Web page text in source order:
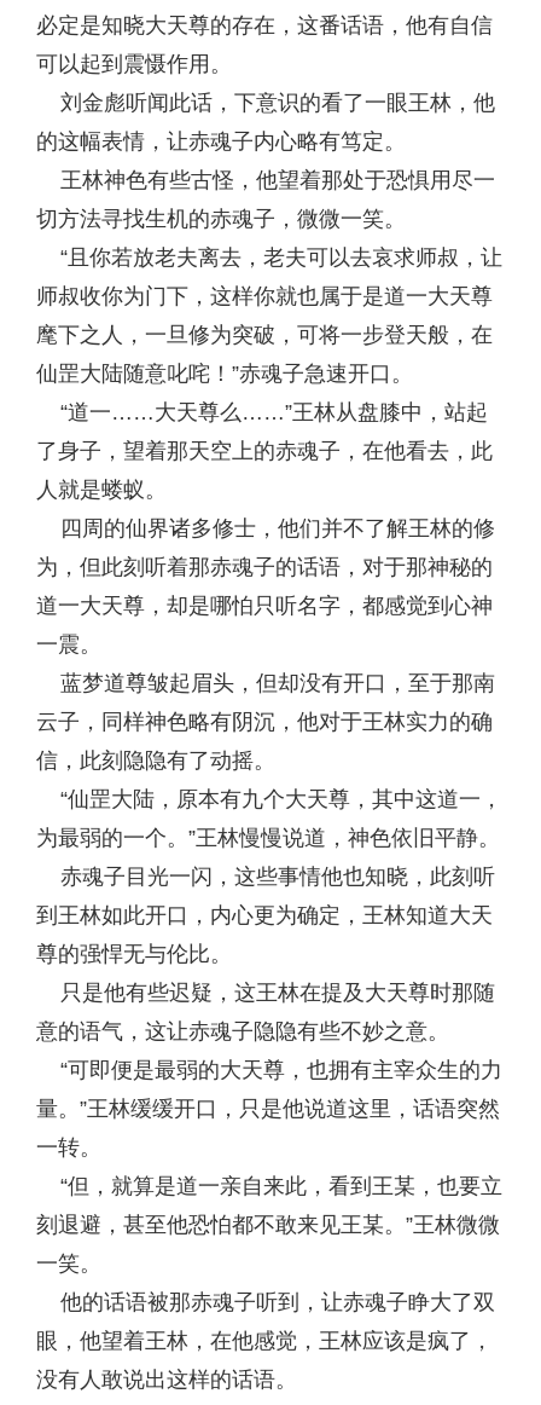
必定是知晓大天尊的存在，这番话语，他有自信
可以起到震慑作用。
刘金彪听闻此话，下意识的看了一眼王林，他
的这幅表情，让赤魂子内心略有笃定。
王林神色有些古怪，他望着那处于恐惧用尽一
切方法寻找生机的赤魂子，微微一笑。
“且你若放老夫离去，老夫可以去哀求师叔，让
师叔收你为门下，这样你就也属于是道一大天尊
麾下之人，一旦修为突破，可将一步登天般，在
仙罡大陆随意叱咤！”赤魂子急速开口。
“道一……大天尊么……”王林从盘膝中，站起
了身子，望着那天空上的赤魂子，在他看去，此
人就是蝼蚁。
四周的仙界诸多修士，他们并不了解王林的修
为，但此刻听着那赤魂子的话语，对于那神秘的
道一大天尊，却是哪怕只听名字，都感觉到心神
一震。
蓝梦道尊皱起眉头，但却没有开口，至于那南
云子，同样神色略有阴沉，他对于王林实力的确
信，此刻隐隐有了动摇。
“仙罡大陆，原本有九个大天尊，其中这道一，
为最弱的一个。”王林慢慢说道，神色依旧平静。
赤魂子目光一闪，这些事情他也知晓，此刻听
到王林如此开口，内心更为确定，王林知道大天
尊的强悍无与伦比。
只是他有些迟疑，这王林在提及大天尊时那随
意的语气，这让赤魂子隐隐有些不妙之意。
“可即便是最弱的大天尊，也拥有主宰众生的力
量。”王林缓缓开口，只是他说道这里，话语突然
一转。
“但，就算是道一亲自来此，看到王某，也要立
刻退避，甚至他恐怕都不敢来见王某。”王林微微
一笑。
他的话语被那赤魂子听到，让赤魂子睁大了双
眼，他望着王林，在他感觉，王林应该是疯了，
没有人敢说出这样的话语。